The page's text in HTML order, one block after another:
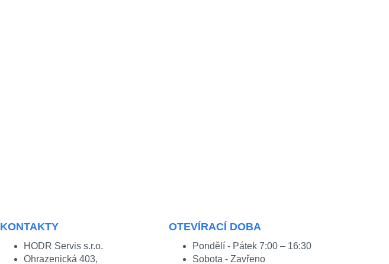
KONTAKTY
HODR Servis s.r.o.
Ohrazenická 403,
OTEVÍRACÍ DOBA
Pondělí - Pátek 7:00 – 16:30
Sobota - Zavřeno